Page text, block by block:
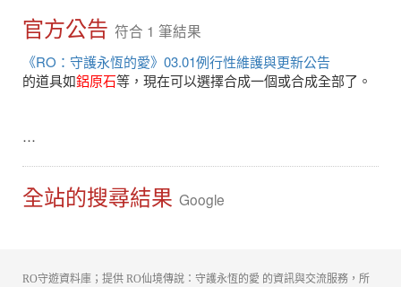
官方公告 符合 1 筆結果
《RO：守護永恆的愛》03.01例行性維護與更新公告
的道具如鋁原石等，現在可以選擇合成一個或合成全部了。
…
全站的搜尋結果 Google
RO守遊資料庫；提供 RO仙境傳說：守護永恆的愛 的資訊與交流服務，所